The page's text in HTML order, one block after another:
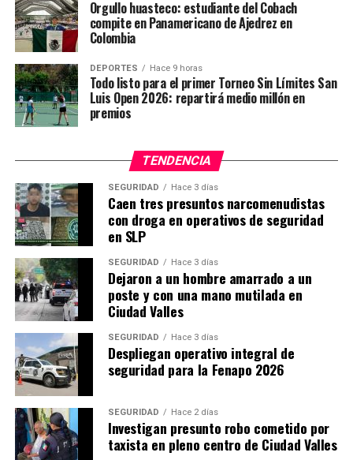
Orgullo huasteco: estudiante del Cobach
compite en Panamericano de Ajedrez en
Colombia
DEPORTES Hace 9 horas
Todo listo para el primer Torneo Sin Límites San
Luis Open 2026: repartirá medio millón en
premios
TENDENCIA
SEGURIDAD Hace 3 días
Caen tres presuntos narcomenudistas
con droga en operativos de seguridad
en SLP
SEGURIDAD Hace 3 días
Dejaron a un hombre amarrado a un
poste y con una mano mutilada en
Ciudad Valles
SEGURIDAD Hace 3 días
Despliegan operativo integral de
seguridad para la Fenapo 2026
SEGURIDAD Hace 2 días
Investigan presunto robo cometido por
taxista en pleno centro de Ciudad Valles